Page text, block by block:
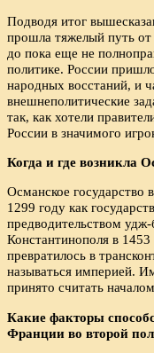
Подводя итог
прошла тяжелый путь от
до пока еще не
политике. России
народных восстаний, и
внешнеполитические
так, как хотели
России в значимого
Когда и где возникла
Османское государство
1299 году как
предводительством
Константинополя в
превратилось в
называться империей.
принято считать
Какие факторы
Франции во второй